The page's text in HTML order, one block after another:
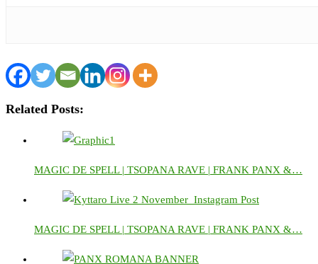
Related Posts:
MAGIC DE SPELL | TSOPANA RAVE | FRANK PANX &…
MAGIC DE SPELL | TSOPANA RAVE | FRANK PANX &…